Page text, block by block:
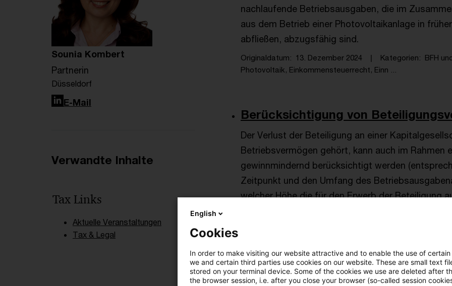
nachlaufende Betriebsausgaben, die im
aus dem Betrieb einer Photovoltaikanlage in
abfließen, abzugsfähig sind.
Originaldatum 13. Dezember 2024 Kategorien BFH
Photovoltaik, Einkommensteuerrecht, Einn ...
Berücksichtigung von
Der Verlust der Beteiligung an einer
Betriebsvermögen gehört, kann auch im Rahmen
gewinnmindernd berücksichtigt werden
Zeitpunkt und den Umfang des
welcher Höhe die für den Erwerb der Beteiligung
verlorengegangen sind. Auf die
Beteiligungsverlusts im Privatvermögen nach §
Zusammenhang nicht zurückgegriffen werden.
entschieden.
Originaldatum 03. September 2024 Kategorien BFH
Sounia Kombert
Partnerin
Düsseldorf
LinkedIn
E-Mail
Verwandte Inhalte
Tax Links
Aktuelle Veranstaltungen
Tax & Legal
English
Cookies
In order to make visiting our website attractive and to enable the use of
we and certain third parties use cookies on our website. These are small text
stored on your terminal device. Some of the cookies we use are deleted after
the browser session, i.e. after you close your browser (so-called session